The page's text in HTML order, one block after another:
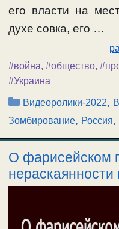
его власти на
духе совка, его …
#война, #общество,
#Украина
Рубрики
Видеоролики-2022,
Зомбирование, Россия,
О фарисейском
нераскаянности